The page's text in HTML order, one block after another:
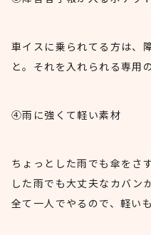
車イスに乗られてる方は、
と。それを入れられる専用
④雨に強くて軽い素材
ちょっとした雨でも傘をさ
した雨でも大丈夫なカバン
全て一人でやるので、軽い